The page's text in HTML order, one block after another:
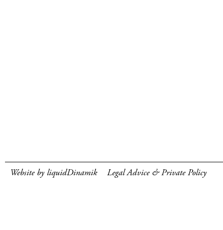
Website by liquidDinamik Legal Advice & Private Policy